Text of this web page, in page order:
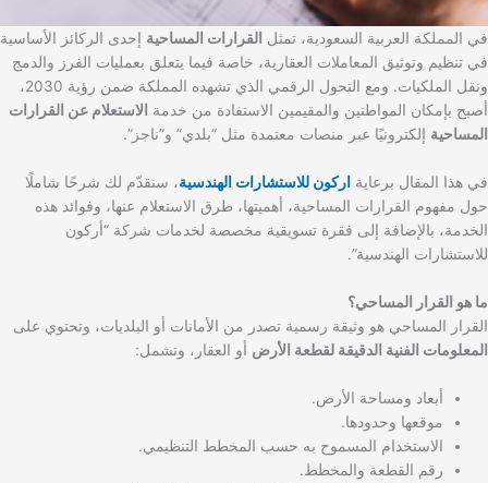
في المملكة العربية السعودية، تمثل القرارات المساحية إحدى الركائز الأساسية
في تنظيم وتوثيق المعاملات العقارية، خاصة فيما يتعلق بعمليات الفرز والدمج
ونقل الملكيات. ومع التحول الرقمي الذي تشهده المملكة ضمن رؤية 2030،
أصبح بإمكان المواطنين والمقيمين الاستفادة من خدمة
الاستعلام عن القرارات
المساحية إلكترونيًا عبر منصات معتمدة مثل “بلدي” و”ناجز”.
في هذا المقال برعاية اركون للاستشارات الهندسية، سنقدّم لك شرحًا شاملًا
حول مفهوم القرارات المساحية، أهميتها، طرق الاستعلام عنها، وفوائد هذه
الخدمة، بالإضافة إلى فقرة تسويقية مخصصة لخدمات شركة “أركون
للاستشارات الهندسية”.
ما هو القرار المساحي؟
القرار المساحي هو وثيقة رسمية تصدر من الأمانات أو البلديات، وتحتوي على
المعلومات الفنية الدقيقة لقطعة الأرض أو العقار، وتشمل:
أبعاد ومساحة الأرض.
موقعها وحدودها.
الاستخدام المسموح به حسب المخطط التنظيمي.
رقم القطعة والمخطط.